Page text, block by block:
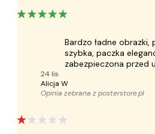
Bardzo ładne obrazki,
szybka, paczka
zabezpieczona przed
24 lis
Alicja W
Opinia zebrana zposterstore.pl